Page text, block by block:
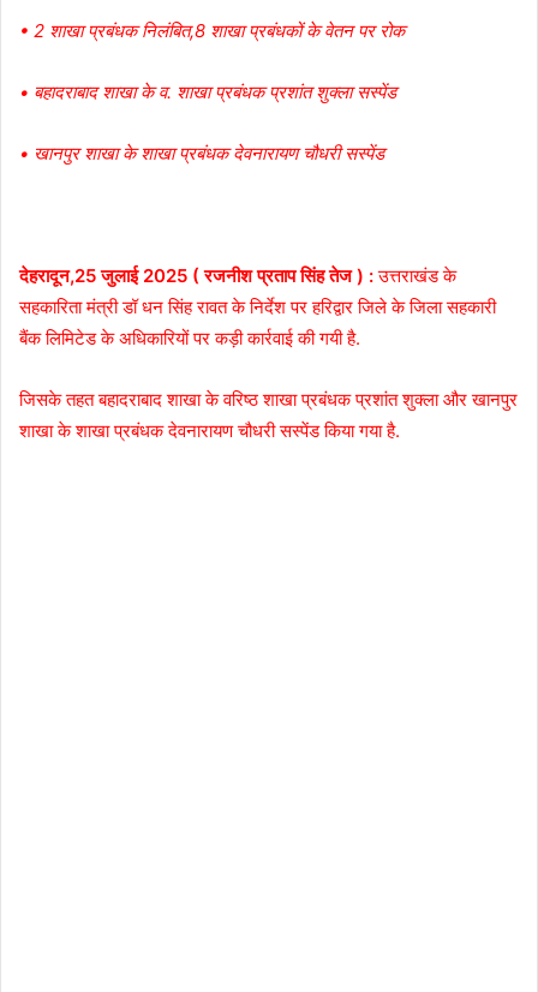
• 2 शाखा प्रबंधक निलंबित,8 शाखा प्रबंधकों के वेतन पर रोक
• बहादराबाद शाखा के व. शाखा प्रबंधक प्रशांत शुक्ला सस्पेंड
• खानपुर शाखा के शाखा प्रबंधक देवनारायण चौधरी सस्पेंड
देहरादून,25 जुलाई 2025 ( रजनीश प्रताप सिंह तेज ) :उत्तराखंड के
सहकारिता मंत्री डॉ धन सिंह रावत के निर्देश पर हरिद्वार जिले के जिला सहकारी
बैंक लिमिटेड के अधिकारियों पर कड़ी कार्रवाई की गयी है.
जिसके तहत बहादराबाद शाखा के वरिष्ठ शाखा प्रबंधक प्रशांत शुक्ला और खानपुर
शाखा के शाखा प्रबंधक देवनारायण चौधरी सस्पेंड किया गया है.